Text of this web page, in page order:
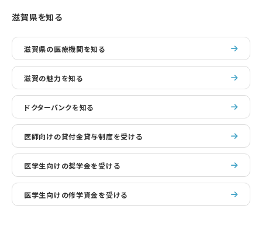
滋賀県を知る
滋賀県の医療機関を知る
滋賀の魅力を知る
ドクターバンクを知る
医師向けの貸付金貸与制度を受ける
医学生向けの奨学金を受ける
医学生向けの修学資金を受ける